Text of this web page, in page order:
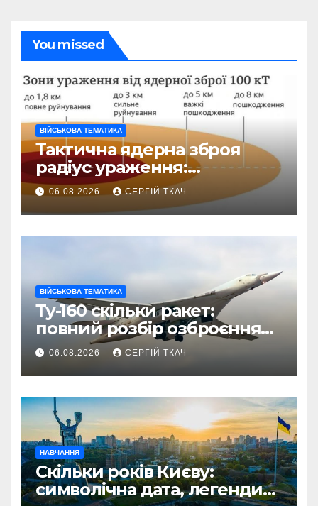
You missed
ВІЙСЬКОВА ТЕМАТИКА
Тактична ядерна зброя
радіус ураження:
детальний розбір зон
знищення
06.08.2026 СЕРГІЙ ТКАЧ
ВІЙСЬКОВА ТЕМАТИКА
Ту-160 скільки ракет:
повний розбір озброєння
стратегічного
бомбардувальника
06.08.2026 СЕРГІЙ ТКАЧ
НАВЧАННЯ
Скільки років Києву:
символічна дата, легенди